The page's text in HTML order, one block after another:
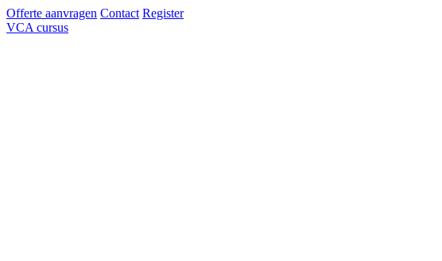
Offerte aanvragen Contact Register
VCA cursus